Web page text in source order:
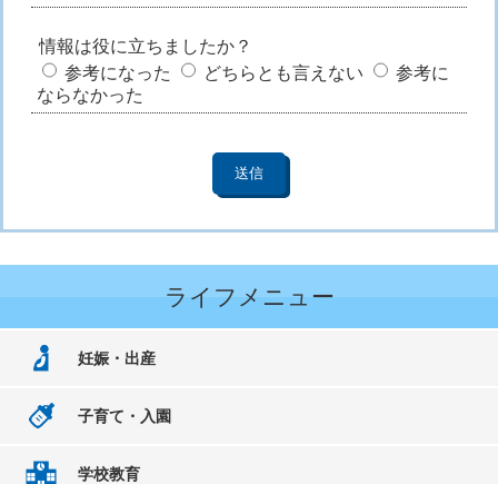
情報は役に立ちましたか？
参考になった
どちらとも言えない
参考に
ならなかった
ライフメニュー
妊娠・出産
子育て・入園
学校教育